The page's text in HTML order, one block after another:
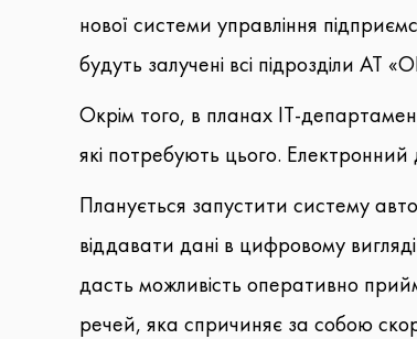
нової системи управління
будуть залучені всі підрозділи АТ
Окрім того, в планах IT-
які потребують цього.
Планується запустити систему
віддавати дані в цифровому
дасть можливість оперативно
речей, яка спричиняє за собою